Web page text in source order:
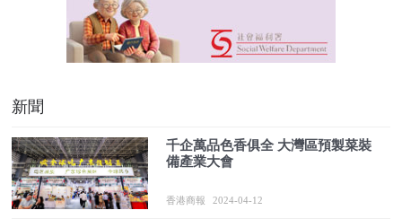
新聞
千企萬品色香俱全 大灣區預製菜裝
備產業大會
香港商報 2024-04-12